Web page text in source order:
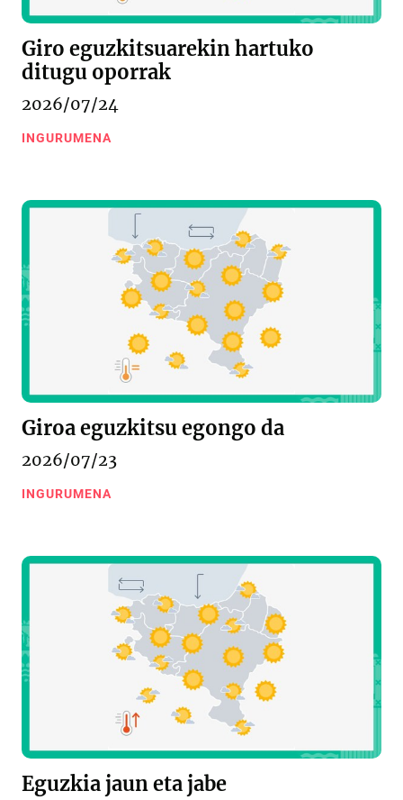
Giro eguzkitsuarekin hartuko
ditugu oporrak
2026/07/24
INGURUMENA
Giroa eguzkitsu egongo da
2026/07/23
INGURUMENA
Eguzkia jaun eta jabe